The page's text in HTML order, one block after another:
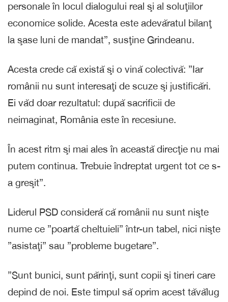
personale în locul dialogului real şi al soluţiilor
economice solide. Acesta este adevăratul bilanţ
la şase luni de mandat”, susţine Grindeanu.
Acesta crede că există şi o vină colectivă: ”Iar
românii nu sunt interesaţi de scuze şi justificări.
Ei văd doar rezultatul: după sacrificii de
neimaginat, România este în recesiune.
În acest ritm şi mai ales în această direcţie nu mai
putem continua. Trebuie îndreptat urgent tot ce s-
a greşit”.
Liderul PSD consideră că românii nu sunt nişte
nume ce ”poartă cheltuieli” într-un tabel, nici nişte
”asistaţi” sau ”probleme bugetare”.
”Sunt bunici, sunt părinţi, sunt copii şi tineri care
depind de noi. Este timpul să oprim acest tăvălug